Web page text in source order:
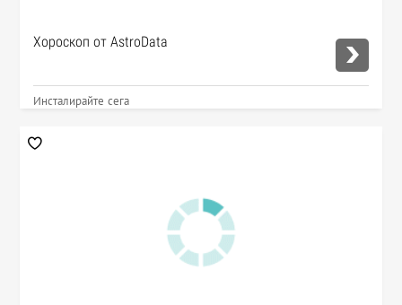
Хороскоп от AstroData
Инсталирайте сега